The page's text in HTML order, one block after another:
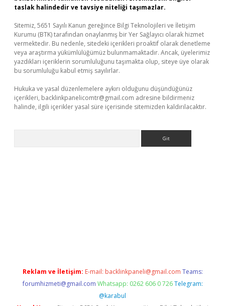
taslak halindedir ve tavsiye niteliği taşımazlar.
Sitemiz, 5651 Sayılı Kanun gereğince Bilgi Teknolojileri ve İletişim
Kurumu (BTK) tarafından onaylanmış bir Yer Sağlayıcı olarak hizmet
vermektedir. Bu nedenle, sitedeki içerikleri proaktif olarak denetleme
veya araştırma yükümlülüğümüz bulunmamaktadır. Ancak, üyelerimiz
yazdıkları içeriklerin sorumluluğunu taşımakta olup, siteye üye olarak
bu sorumluluğu kabul etmiş sayılırlar.
Hukuka ve yasal düzenlemelere aykırı olduğunu düşündüğünüz
içerikleri, backlinkpanelicomtr@gmail.com adresine bildirmeniz
halinde, ilgili içerikler yasal süre içerisinde sitemizden kaldırılacaktır.
Reklam ve İletişim: E-mail: backlinkpaneli@gmail.com Teams:
forumhizmeti@gmail.com Whatsapp: 0262 606 0 726 Telegram:
@karabul